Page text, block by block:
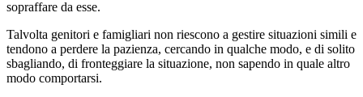
sopraffare da esse.
Talvolta genitori e famigliari non riescono a gestire situazioni simili e
tendono a perdere la pazienza, cercando in qualche modo, e di solito
sbagliando, di fronteggiare la situazione, non sapendo in quale altro
modo comportarsi.